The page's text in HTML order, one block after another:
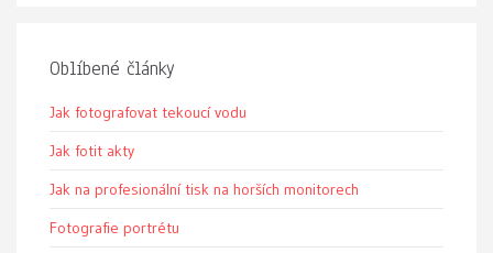
Oblíbené články
Jak fotografovat tekoucí vodu
Jak fotit akty
Jak na profesionální tisk na horších monitorech
Fotografie portrétu